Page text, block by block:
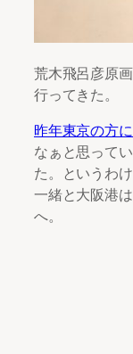
荒木飛呂彦
行ってきた。
昨年東京の方
なぁと思って
た。というわ
一緒と大阪港
へ。